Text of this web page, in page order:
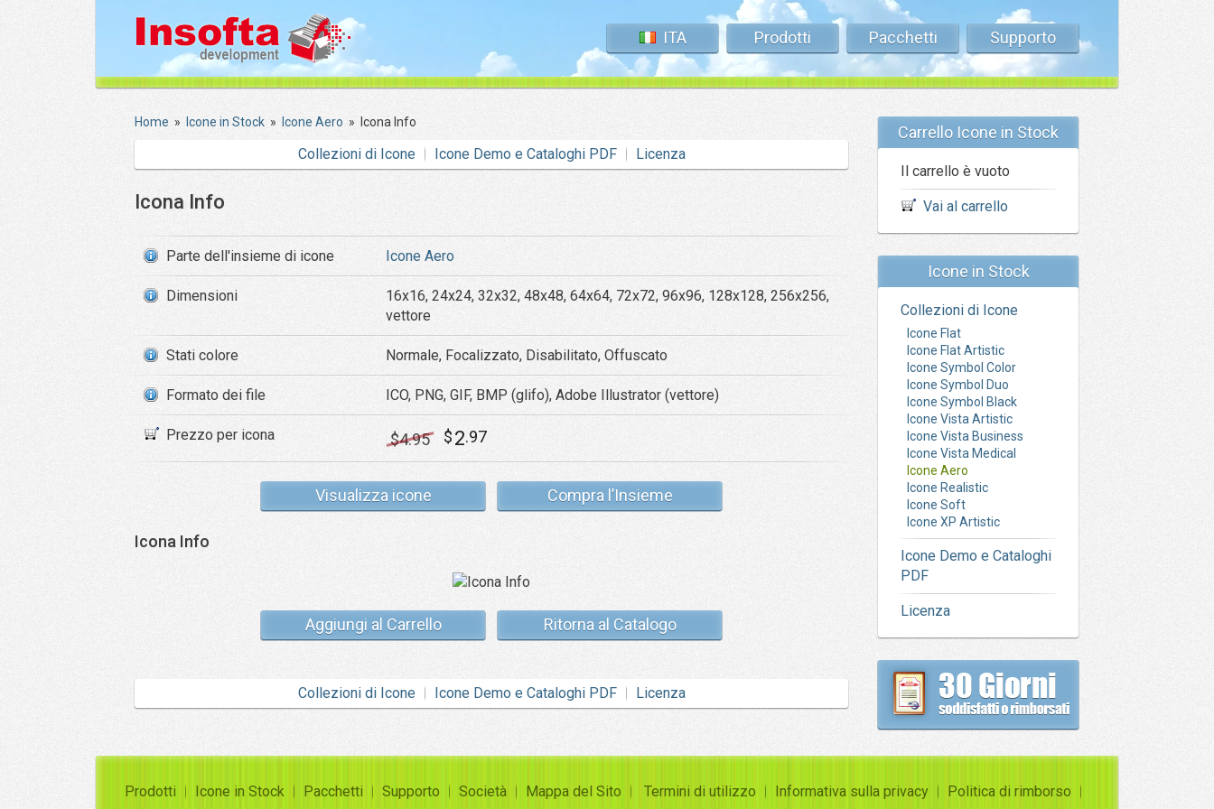
ITA Prodotti Pacchetti Supporto
Home » Icone in Stock » Icone Aero » Icona Info
Collezioni di Icone Icone Demo e Cataloghi PDF Licenza
Icona Info
Parte dell'insieme di icone Icone Aero
Dimensioni
16x16, 24x24, 32x32, 48x48, 64x64, 72x72, 96x96, 128x128, 256x256,
vettore
Stati colore Normale, Focalizzato, Disabilitato, Offuscato
Formato dei file ICO, PNG, GIF, BMP (glifo), Adobe Illustrator (vettore)
Prezzo per icona $4.95 $2.97
Visualizza icone Compra l’Insieme
Icona Info
Aggiungi al Carrello Ritorna al Catalogo
Collezioni di Icone Icone Demo e Cataloghi PDF Licenza
Carrello Icone in Stock
Il carrello è vuoto
Vai al carrello
Icone in Stock
Collezioni di Icone
Icone Flat
Icone Flat Artistic
Icone Symbol Color
Icone Symbol Duo
Icone Symbol Black
Icone Vista Artistic
Icone Vista Business
Icone Vista Medical
Icone Aero
Icone Realistic
Icone Soft
Icone XP Artistic
Icone Demo e Cataloghi
PDF
Licenza
Prodotti Icone in Stock Pacchetti Supporto Società Mappa del Sito Termini di utilizzo Informativa sulla privacy Politica di rimborso